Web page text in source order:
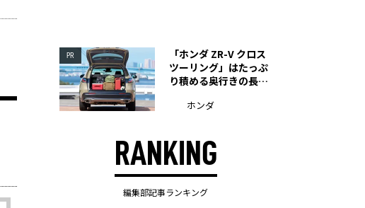
PR
「ホンダ ZR-V クロス
ツーリング」はたっぷ
り積める奥行きの長い
ホンダ
RANKING
編集部記事ランキング